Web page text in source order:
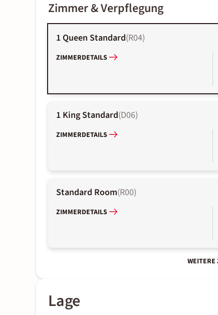
Zimmer & Verpflegung
1 Queen Standard(R04)
ZIMMERDETAILS
1 King Standard(D06)
ZIMMERDETAILS
Standard Room(R00)
ZIMMERDETAILS
Lage